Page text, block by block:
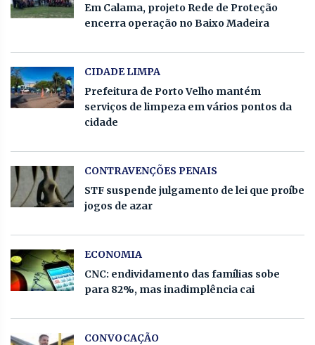
Em Calama, projeto Rede de Proteção
encerra operação no Baixo Madeira
CIDADE LIMPA
Prefeitura de Porto Velho mantém
serviços de limpeza em vários pontos da
cidade
CONTRAVENÇÕES PENAIS
STF suspende julgamento de lei que proíbe
jogos de azar
ECONOMIA
CNC: endividamento das famílias sobe
para 82%, mas inadimplência cai
CONVOCAÇÃO